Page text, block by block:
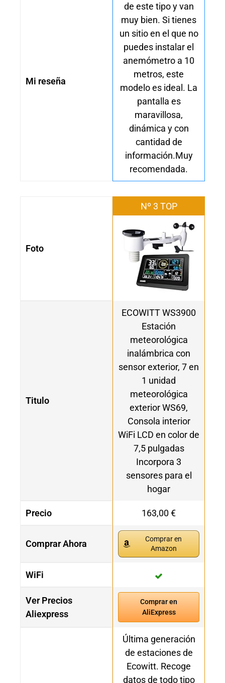
Mi reseña
de este tipo y van
muy bien. Si tienes
un sitio en el que no
puedes instalar el
anemómetro a 10
metros, este
modelo es ideal. La
pantalla es
maravillosa,
dinámica y con
cantidad de
información.Muy
recomendada.
Foto
Nº 3 TOP
Titulo
ECOWITT WS3900
Estación
meteorológica
inalámbrica con
sensor exterior, 7 en
1 unidad
meteorológica
exterior WS69,
Consola interior
WiFi LCD en color de
7,5 pulgadas
Incorpora 3
sensores para el
hogar
Precio 163,00 €
Comprar Ahora
Comprar en
Amazon
WiFi
Ver Precios
Aliexpress
Comprar en
AliExpress
Última generación
de estaciones de
Ecowitt. Recoge
datos de todo tipo